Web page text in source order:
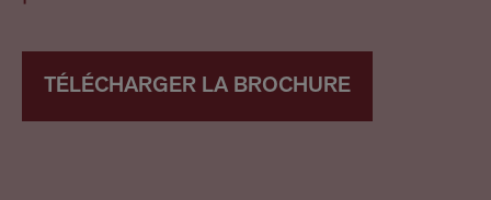
TÉLÉCHARGER LA BROCHURE